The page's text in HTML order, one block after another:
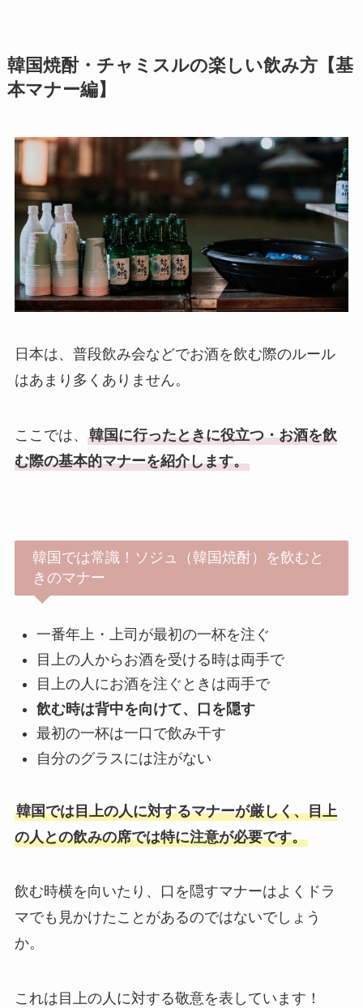
韓国焼酎・チャミスルの楽しい飲み方【基
本マナー編】
日本は、普段飲み会などでお酒を飲む際のルール
はあまり多くありません。
ここでは、 韓国に行ったときに役立つ・お酒を飲
む際の基本的マナーを紹介します。
韓国では常識！ソジュ（韓国焼酎）を飲むと
きのマナー
一番年上・上司が最初の一杯を注ぐ
目上の人からお酒を受ける時は両手で
目上の人にお酒を注ぐときは両手で
飲む時は背中を向けて、口を隠す
最初の一杯は一口で飲み干す
自分のグラスには注がない
韓国では目上の人に対するマナーが厳しく、目上
の人との飲みの席では特に注意が必要です。
飲む時横を向いたり、口を隠すマナーはよくドラ
マでも見かけたことがあるのではないでしょう
か。
これは目上の人に対する敬意を表しています！